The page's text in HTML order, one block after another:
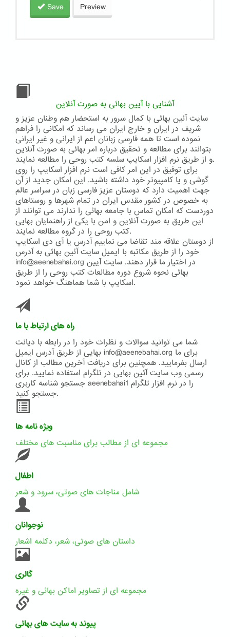
Save Preview
آشنایی با آیین بهائی به صورت آنلاین
سایت آئین بهائی با کمال سرور به استحضار هم وطنان عزیز و
شریف در ایران و خارج ایران می رساند که امکانی را فراهم
نموده است تا همه فارسی زبانان اعم از ایرانی و غیر ایرانی
بتوانند برای مطالعه و تحقیق درباره امر بهائی به صورت آنلاین
و از طریق نرم افزار اسکایپ سلسه کتب روحی را مطالعه نمایند.
برای توفیق در این امر کافی است نرم افزار اسکایپ را روی
گوشی و یا کامپیوتر خود داشته باشید. این امکان جدید از آن
جهت اهمیت دارد که دوستان عزیز فارسی زبان در سراسر عالم
به خصوص در کشور مقدس ایران در تمام شهرها و روستاهای
دوردست که امکان تماس با جامعه بهائی را ندارند می توانند از
این طریق به صورت آنلاین و امن با یکی از راهنمایان بهایی
کتب روحی را در گروه مطالعه نمایند.
از دوستان علاقه مند تقاضا می نماییم آدرس یا آی دی اسکایپ
خود را از طریق مکاتبه با ایمیل سایت آئین بهائی به آدرس
info@aeenebahai.org در اختیار ما قرار دهند. سایت آیین
بهائی نحوه شروع دوره مطالعات کتب روحی را از طریق
اسکایپ با شما هماهنگ خواهد نمود.
راه های ارتباط با ما
شما می توانید سوالات و نظرات خود را در رابطه با دیانت
بهایی از طریق آدرس ایمیل info@aeenebahai.org برای ما
ارسال بفرمایید. همچنین برای دریافت آخرین مطالب از کانال
رسمی وب سایت آئین بهایی در تلگرام استفاده نمایید. برای
جستجو شناسه کاربری aeenebahai1 را در نرم افزار تلگرام
جستجو کنید.
ویژه نامه ها
مجموعه ای از مطالب برای مناسبت های مختلف
اطفال
شامل مناجات های صوتی، سرود و شعر
نوجوانان
داستان های صوتی، شعر، دکلمه اشعار
گالری
مجموعه ای از تصاویر اماکن بهائی و غیره
پیوند به سایت های بهائی